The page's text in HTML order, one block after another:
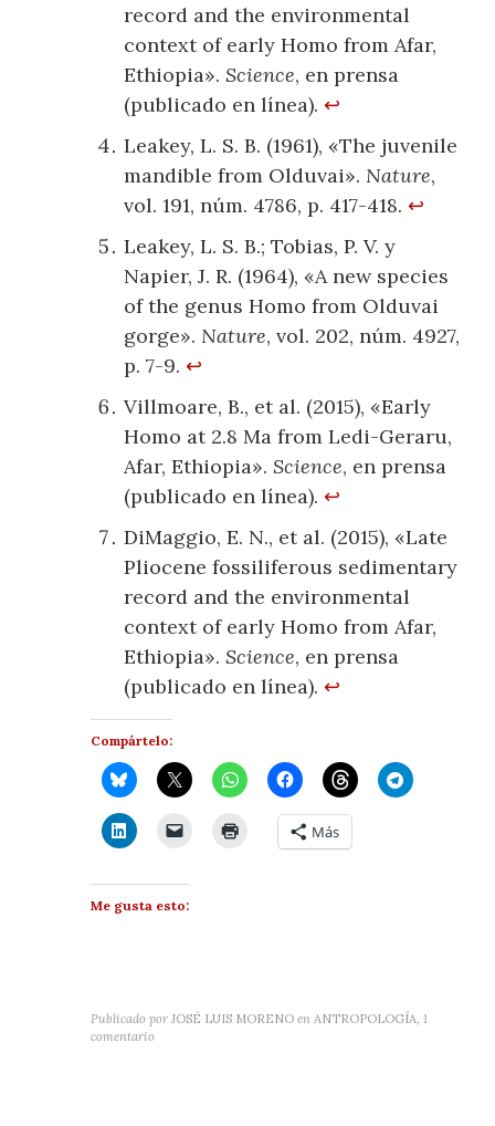
record and the environmental
context of early Homo from Afar,
Ethiopia».Science, en prensa
(publicado en línea).↩
Leakey, L. S. B. (1961), «The juvenile
mandible from Olduvai». Nature,
vol. 191, núm. 4786, p. 417-418.↩
Leakey, L. S. B.; Tobias, P. V. y
Napier, J. R. (1964), «A new species
of the genus Homo from Olduvai
gorge». Nature, vol. 202, núm. 4927,
p. 7-9.↩
Villmoare, B., et al. (2015), «Early
Homo at 2.8 Ma from Ledi-Geraru,
Afar, Ethiopia».Science, en prensa
(publicado en línea).↩
DiMaggio, E. N., et al. (2015), «Late
Pliocene fossiliferous sedimentary
record and the environmental
context of early Homo from Afar,
Ethiopia».Science, en prensa
(publicado en línea).↩
Compártelo:
Más
Me gusta esto:
Publicado por JOSÉ LUIS MORENO en ANTROPOLOGÍA ,1
comentario